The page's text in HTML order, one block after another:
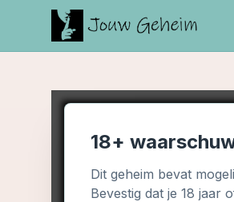
18+
Dit geheim bevat
Bevestig dat je 18 jaar